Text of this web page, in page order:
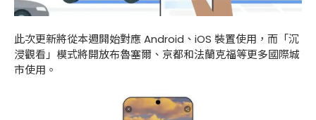
此次更新將從本週開始對應 Android、iOS 裝置使用，而「沉
浸觀看」模式將開放布魯塞爾、京都和法蘭克福等更多國際城
市使用。